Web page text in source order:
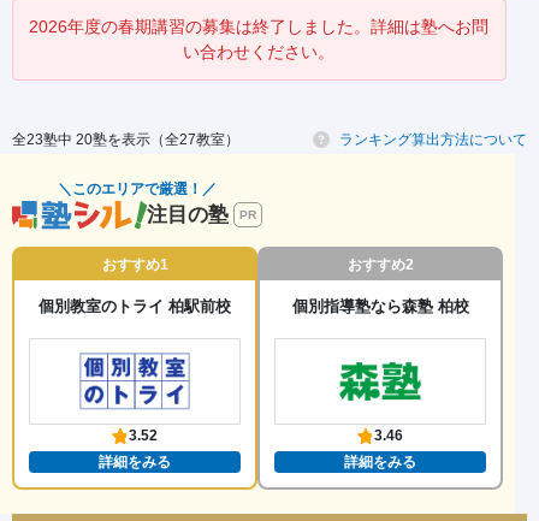
2026年度の春期講習の募集は終了しました。詳細は塾へお問
い合わせください。
全23塾中 20塾を表示（全27教室） ランキング算出方法について
＼このエリアで厳選！／
注目の塾 PR
おすすめ1
個別教室のトライ 柏駅前校
3.52
詳細をみる
おすすめ2
個別指導塾なら森塾 柏校
3.46
詳細をみる